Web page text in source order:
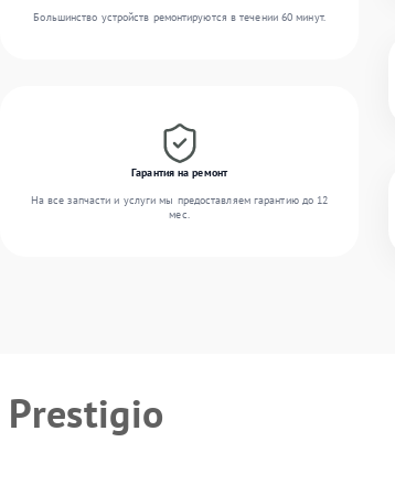
Большинство устройств ремонтируются в течении 60 минут.
Гарантия на ремонт
На все запчасти и услуги мы предоставляем гарантию до 12
мес.
Prestigio